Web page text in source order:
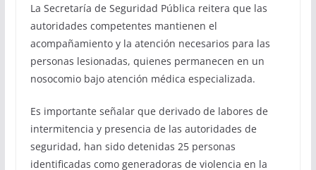
La Secretaría de Seguridad Pública reitera que las
autoridades competentes mantienen el
acompañamiento y la atención necesarios para las
personas lesionadas, quienes permanecen en un
nosocomio bajo atención médica especializada.
Es importante señalar que derivado de labores de
intermitencia y presencia de las autoridades de
seguridad, han sido detenidas 25 personas
identificadas como generadoras de violencia en la